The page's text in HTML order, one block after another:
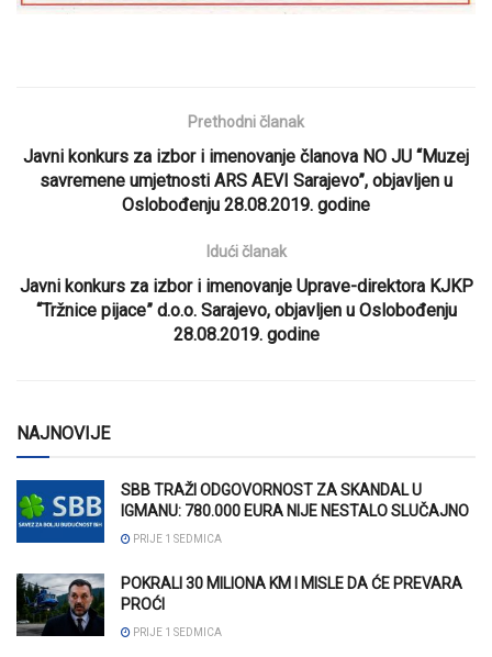
Prethodni članak
Javni konkurs za izbor i imenovanje članova NO JU “Muzej
savremene umjetnosti ARS AEVI Sarajevo”, objavljen u
Oslobođenju 28.08.2019. godine
Idući članak
Javni konkurs za izbor i imenovanje Uprave-direktora KJKP
“Tržnice pijace” d.o.o. Sarajevo, objavljen u Oslobođenju
28.08.2019. godine
NAJNOVIJE
SBB TRAŽI ODGOVORNOST ZA SKANDAL U
IGMANU: 780.000 EURA NIJE NESTALO SLUČAJNO
PRIJE 1 SEDMICA
POKRALI 30 MILIONA KM I MISLE DA ĆE PREVARA
PROĆI
PRIJE 1 SEDMICA